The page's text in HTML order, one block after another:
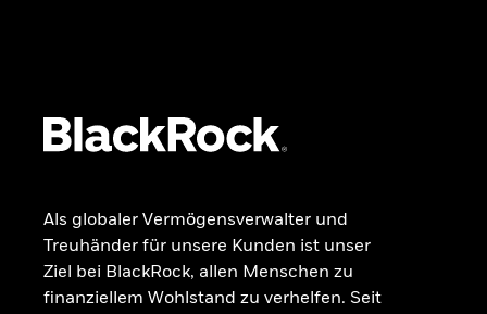
Als globaler Vermögensverwalter und
Treuhänder für unsere Kunden ist unser
Ziel bei BlackRock, allen Menschen zu
finanziellem Wohlstand zu verhelfen. Seit